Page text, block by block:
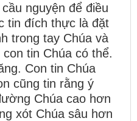
nguyện để điều
tin đích thực là đặt
trong tay Chúa và
tin Chúa có thể.
Con tin Chúa
cũng tin rằng ý
Chúa cao hơn
xót Chúa sâu hơn